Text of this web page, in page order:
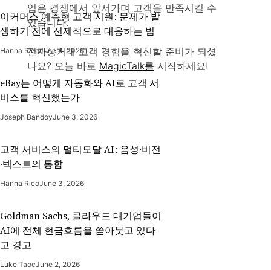
업은 경쟁에서 앞서가며 고객을 만족시킬 수
있습니다.
전자상거래 고객 경험을 혁신할 준비가 되셨
나요? 오늘 바로 MagicTalk를 시작하세요!
이커머스 예측형 고객 지원: 문제가 발
생하기 전에 선제적으로 대응하는 법
Hanna RicoJune 4, 2026
eBay는 어떻게 자동화와 AI로 고객 서
비스를 혁신했는가
Joseph BandoyJune 3, 2026
고객 서비스의 멀티모달 AI: 음성·비전
·텍스트의 통합
Hanna RicoJune 3, 2026
Goldman Sachs, 클라우드 대기업들이
AI에 전체 현금흐름을 쏟아붓고 있다
고 경고
Luke TaocJune 2, 2026